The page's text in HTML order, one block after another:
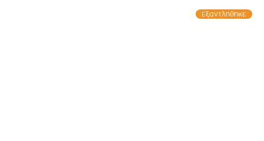
Εξαντλήθηκε